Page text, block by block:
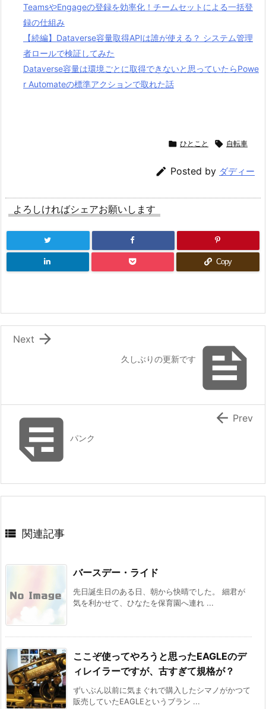
TeamsやEngageの登録を効率化！チームセットによる一括登
録の仕組み
【続編】Dataverse容量取得APIは誰が使える？ システム管理
者ロールで検証してみた
Dataverse容量は環境ごとに取得できないと思っていたらPowe
r Automateの標準アクションで取れた話
 ひとこと  自転車
 Posted by ダディー
よろしければシェアお願いします
Copy

久しぶりの更新です

Next
パンク
 Prev
 関連記事
バースデー・ライド
先日誕生日のある日、朝から快晴でした。 細君が
気を利かせて、ひなたを保育園へ連れ ...
ここぞ使ってやろうと思ったEAGLEのデ
ィレイラーですが、古すぎて規格が？
ずいぶん以前に気まぐれで購入したシマノがかつて
販売していたEAGLEというブラン ...